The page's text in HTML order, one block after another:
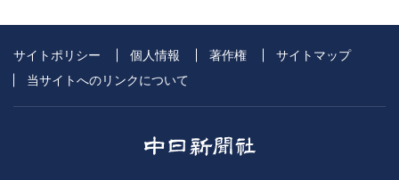
サイトポリシー 個人情報 著作権
サイトマップ
当サイトへのリンクについて